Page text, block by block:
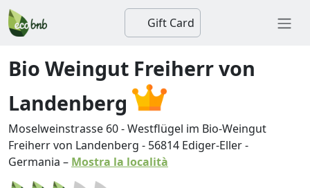
Gift Card
Bio Weingut Freiherr von
Landenberg
Moselweinstrasse 60 - Westflügel im Bio-Weingut
Freiherr von Landenberg - 56814 Ediger-Eller-
Germania – Mostra la località